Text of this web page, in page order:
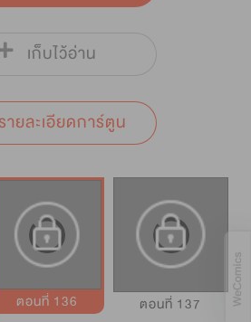
เก็บไว้อ่าน
ายละเอียดการ์ตูน
ตอนที่ 136 ตอนที่ 137